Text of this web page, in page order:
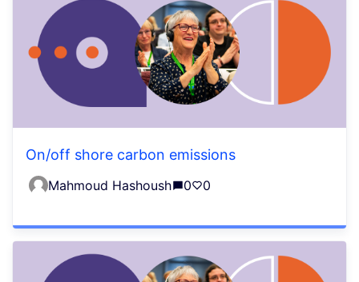
On/off shore carbon emissions
Mahmoud Hashoush 0 0